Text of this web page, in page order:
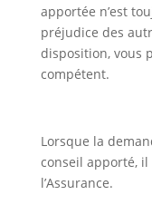
apportée n’est
préjudice des
disposition, vous
compétent.
Lorsque la
conseil apporté, il
l’Assurance.